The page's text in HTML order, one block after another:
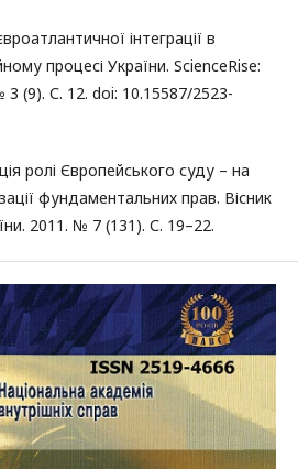
інтеграції в
процесі України. ScienceRise:
3 (9). С. 12. doi: 10.15587/2523-
ролі Європейського суду – на
фундаментальних прав. Вісник
2011. № 7 (131). С. 19–22.